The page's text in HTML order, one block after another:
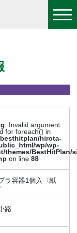
: Invalid argument
for foreach() in
hirota-
wp/wp-
themes/BestHitPlan/
on line88
容器1個入〈紙
路